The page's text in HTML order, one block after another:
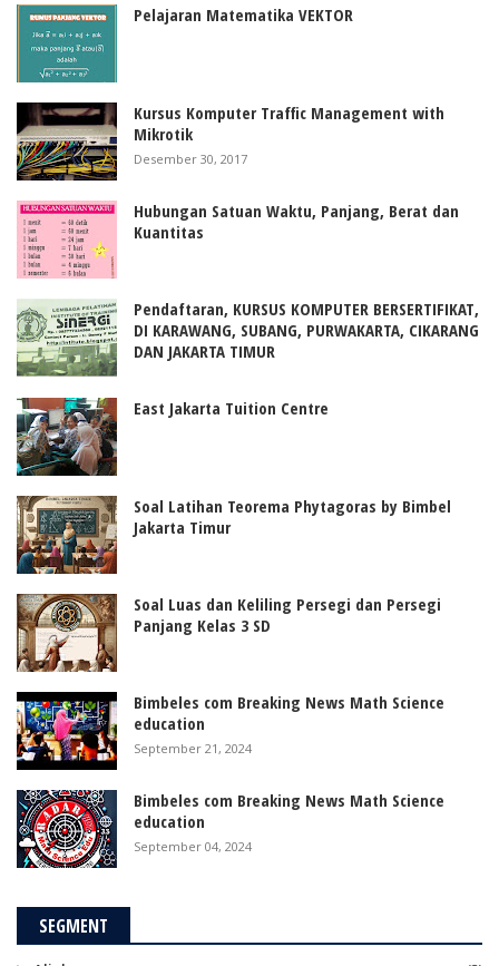
Pelajaran Matematika VEKTOR
Kursus Komputer Traffic Management with
Mikrotik
Desember 30, 2017
Hubungan Satuan Waktu, Panjang, Berat dan
Kuantitas
Pendaftaran, KURSUS KOMPUTER BERSERTIFIKAT,
DI KARAWANG, SUBANG, PURWAKARTA, CIKARANG
DAN JAKARTA TIMUR
East Jakarta Tuition Centre
Soal Latihan Teorema Phytagoras by Bimbel
Jakarta Timur
Soal Luas dan Keliling Persegi dan Persegi
Panjang Kelas 3 SD
Bimbeles com Breaking News Math Science
education
September 21, 2024
Bimbeles com Breaking News Math Science
education
September 04, 2024
SEGMENT